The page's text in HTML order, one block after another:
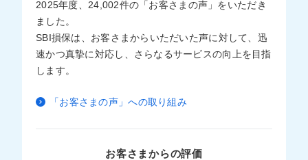
2025年度、24,002件の「お客さまの声」をいただき
ました。
SBI損保は、お客さまからいただいた声に対して、迅
速かつ真摯に対応し、さらなるサービスの向上を目指
します。
「お客さまの声」への取り組み
お客さまからの評価